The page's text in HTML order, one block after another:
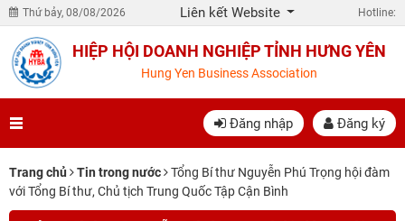
Thứ bảy, 08/08/2026 Liên kết Website Hotline:
HIỆP HỘI DOANH NGHIỆP TỈNH HƯNG YÊN
Hung Yen Business Association
Đăng nhập Đăng ký
Trang chủ Tin trong nước
Tổng Bí thư Nguyễn Phú Trọng hội đàm
với Tổng Bí thư, Chủ tịch Trung Quốc Tập Cận Bình